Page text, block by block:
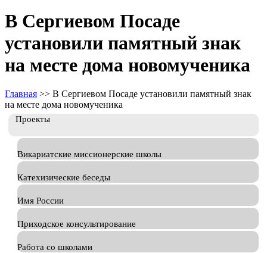
В Сергиевом Посаде
установили памятный знак
на месте дома новомученика
Главная >> В Сергиевом Посаде установили памятный знак
на месте дома новомученика
Проекты
Викариатские миссионерские школы
Катехизические беседы
Имя России
Приходское консультирование
Работа со школами